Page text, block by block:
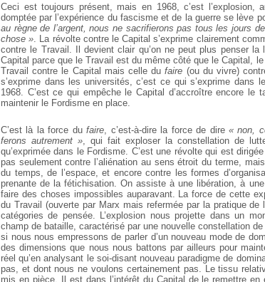
Ceci est toujours présent, mais en 1968, c’est l’explosion,
domptée par l’expérience du fascisme et de la guerre se lève
au règne de l’argent, nous ne sacrifierons pas tous les jours
chose » . La révolte contre le Capital s’exprime clairement
contre le Travail. Il devient clair qu’on ne peut plus penser
Capital parce que le Travail est du même côté que le Capital,
Travail contre le Capital mais celle dufaire (ou du vivre)
s’exprime dans les universités, c’est ce qui s’exprime dans
1968. C’est ce qui empêche le Capital d’accroître encore le
maintenir le Fordisme en place.
C’est là la force dufaire , c’est-à-dire la force de dire« non,
ferons autrement » , qui fait exploser la constellation de
qu’exprimée dans le Fordisme. C’est une révolte qui est
pas seulement contre l’aliénation au sens étroit du terme,
du temps, de l’espace, et encore contre les formes
prenante de la fétichisation. On assiste à une libération, à
faire des choses impossibles auparavant. La force de cette
du Travail (ouverte par Marx mais refermée par la pratique
catégories de pensée.
L’explosion nous projette dans un
champ de bataille, caractérisé par une nouvelle constellation
si nous nous empressons de parler d’un nouveau mode de
des dimensions que nous nous battons par ailleurs pour
réel qu’en analysant le soi-disant nouveau paradigme de
pas, et dont nous ne voulons certainement pas. Le tissu
mis en pièce. Il est dans l’intérêt du Capital de le remettre en